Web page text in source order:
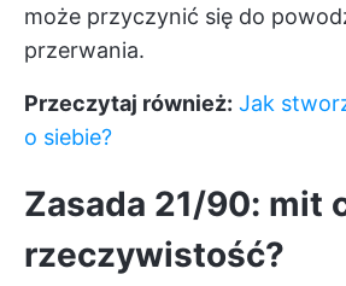
może przyczynić się do
przerwania.
Przeczytaj również: Jak
o siebie?
Zasada 21/90: mit
rzeczywistość?